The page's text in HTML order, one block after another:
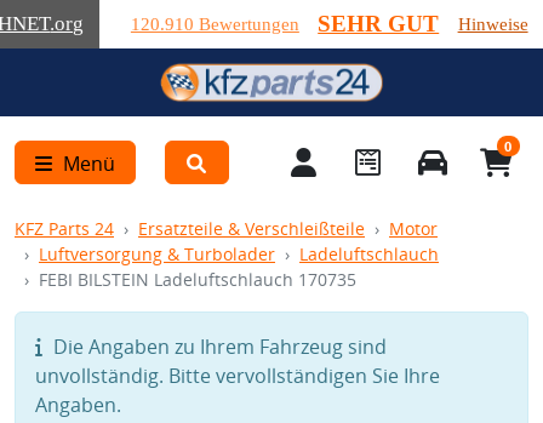
.org 120.910 Bewertungen SEHR GUT Hinweise
Menü
0
KFZ Parts 24 Ersatzteile & Verschleißteile
Motor
Luftversorgung & Turbolader
Ladeluftschlauch
FEBI BILSTEIN Ladeluftschlauch 170735
Die Angaben zu Ihrem Fahrzeug sind
unvollständig. Bitte vervollständigen Sie Ihre
Angaben.